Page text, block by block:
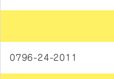
0796-24-2011